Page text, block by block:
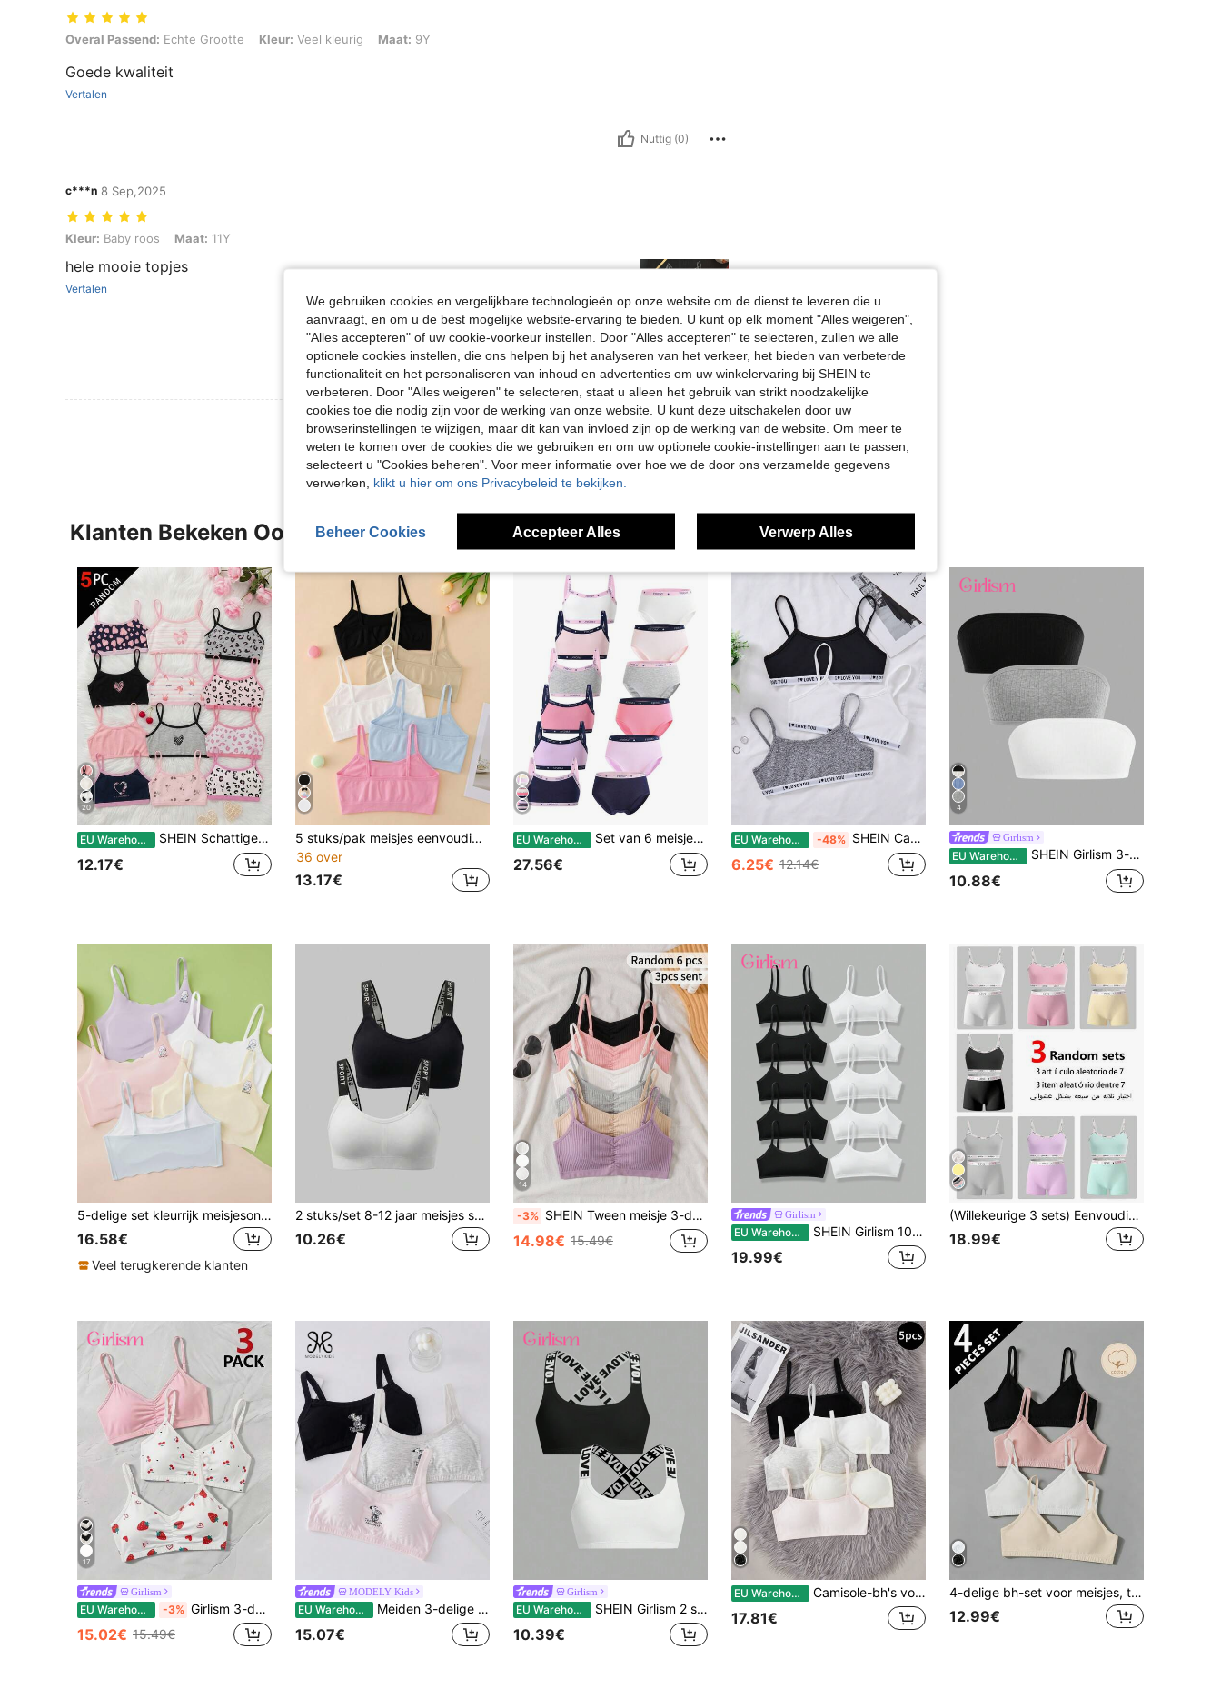
Overal Passend: Echte Grootte, Kleur: Veel kleurig, Maat: 9Y
Overal Passend: Echte Grootte Kleur: Veel kleurig Maat: 9Y
Goede kwaliteit
Vertalen
Nuttig (0)
c***n 8 Sep,2025
Kleur: Baby roos, Maat: 11Y
Kleur: Baby roos Maat: 11Y
hele mooie topjes
Vertalen
Nuttig (0)
Meer Beoordelingen Bekijken
Klanten Bekeken Ook
20
EU Warehouse SHEIN Schattige eenvoudige luipaardprint hartjespatroon zacht huidvriendelijk ondergoed voor meisjes in de groeifase, 5-delige set voor Valentijnsdag
12.17€
5 stuks/pak meisjes eenvoudige comfortabele huidvriendelijke camisole bh, naadloos enkelvoudig draadloos ondergoed, geschikt voor tieners en studenten
36 over
13.17€
EU Warehouse Set van 6 meisjes topjes en slipjes van effen, gestructureerde stof in de kleuren roze, paars, grijs, blauw, zwart en wit, gemaakt van biologisch katoen.
27.56€
EU Warehouse -48% SHEIN Casual minimalistische sportbeha met letterprint voor tienermeisjes, zacht, comfortabel en huidvriendelijk.
6.25€ 12.14€
4
Girlism
EU Warehouse SHEIN Girlism 3-delige mode voor meisjes in de leeftijd van 1-2 jaar, eenvoudig zwart, wit, grijs topje met borstkussentjes en antislipontwerp
10.88€
5-delige set kleurrijk meisjesondergoed, casual sportbeha's voor basisschool- en middelbare scholieren, antislip en doorschijnende camisole voor de zomer, ijzijde
16.58€
Veel terugkerende klanten
2 stuks/set 8-12 jaar meisjes sportbh naadloos met letterbandjes, zonder beugel, uitneembare vulling, hardloop- en fitnessbh
10.26€
14
-3% SHEIN Tween meisje 3-delige witte, roze, zwarte eenvoudige basis comfortabele gerimpelde bandeau-bh set, ondergoed voor meisjes, alle seizoenen
14.98€ 15.49€
Girlism
EU Warehouse SHEIN Girlism 10 stuks/set Tween Girls Minimalistische comfortabele zachte huidvriendelijke kinderen studenten groeiende camisole bh's
19.99€
(Willekeurige 3 sets) Eenvoudige basis effen kleur letter contrast camisole & shortjes ondergoedset voor meisjes
18.99€
17
Girlism
EU Warehouse -3% Girlism 3-delige bh- en slipset voor tweens, comfortabel effen V-hals camisole-ondergoed met vulling, lichtroze, wit, bruin en wit, schattig voor school en winter
15.02€ 15.49€
MODELY Kids
EU Warehouse Meiden 3-delige slogan en cartoon grafische Bralette
15.07€
Girlism
EU Warehouse SHEIN Girlism 2 stuks Tween Meisjes Sport Comfortabele Letter Print Elastische Crop Top Met Padding BH's
10.39€
EU Warehouse Camisole-bh's voor meisjes, onderhemd-bralettes voor tieners, crop top-bh's voor adolescenten met borstontwikkeling
17.81€
4-delige bh-set voor meisjes, traceerbaar katoen, studentenkleding, uitneembare cups, zwart, wit, abrikoos, roze
12.99€
We gebruiken cookies en vergelijkbare technologieën op onze website om de dienst te leveren die u
aanvraagt, en om u de best mogelijke website-ervaring te bieden. U kunt op elk moment "Alles weigeren",
"Alles accepteren" of uw cookie-voorkeur instellen. Door "Alles accepteren" te selecteren, zullen we alle
optionele cookies instellen, die ons helpen bij het analyseren van het verkeer, het bieden van verbeterde
functionaliteit en het personaliseren van inhoud en advertenties om uw winkelervaring bij SHEIN te
verbeteren. Door "Alles weigeren" te selecteren, staat u alleen het gebruik van strikt noodzakelijke
cookies toe die nodig zijn voor de werking van onze website. U kunt deze uitschakelen door uw
browserinstellingen te wijzigen, maar dit kan van invloed zijn op de werking van de website. Om meer te
weten te komen over de cookies die we gebruiken en om uw optionele cookie-instellingen aan te passen,
selecteert u "Cookies beheren". Voor meer informatie over hoe we de door ons verzamelde gegevens
verwerken, klikt u hier om ons Privacybeleid te bekijken.
Beheer Cookies Accepteer Alles Verwerp Alles